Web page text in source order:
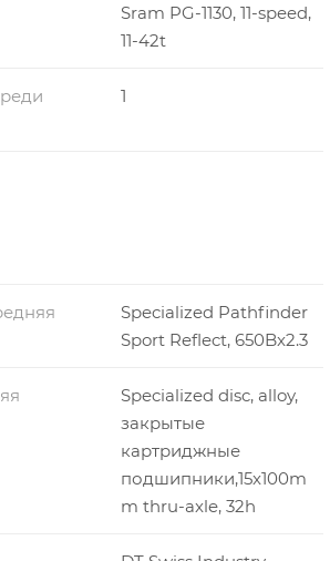
Sram PG-1130, 11-speed,
11-42t
1
Specialized Pathfinder
Sport Reflect, 650Bx2.3
Specialized disc, alloy,
закрытые
картриджные
подшипники,15x100m
m thru-axle, 32h